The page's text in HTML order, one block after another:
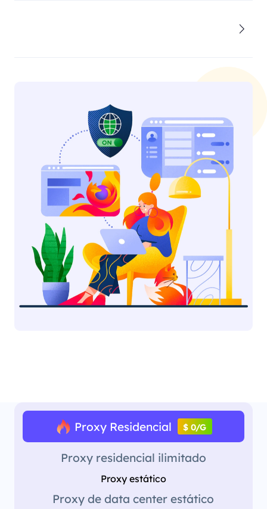
Proxy Residencial $ 0/G
Proxy residencial ilimitado
Proxy estático
Proxy de data center estático